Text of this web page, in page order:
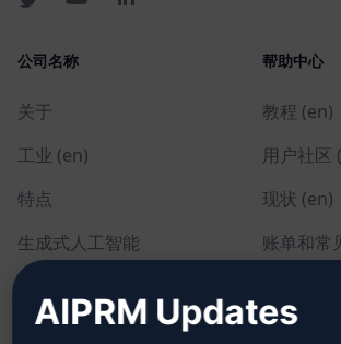
公司名称
关于
工业 (en)
特点
生成式人工智能
团队定价 (en)
帮助中心
教程 (en)
用户社区
现状 (en)
账单和常
AIPRM Updates